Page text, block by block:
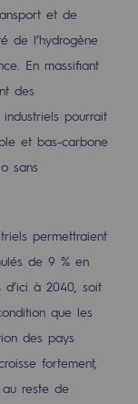
gaz
gaz
et de
de l’hydrogène
En massifiant
des
pourrait
et bas-carbone
sans
permettraient
de 9 % en
d’ici à 2040, soit
que les
des pays
fortement,
au reste de